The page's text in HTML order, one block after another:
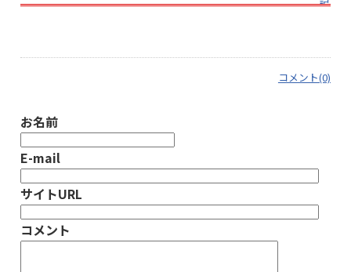
コメント(0)
お名前
E-mail
サイトURL
コメント